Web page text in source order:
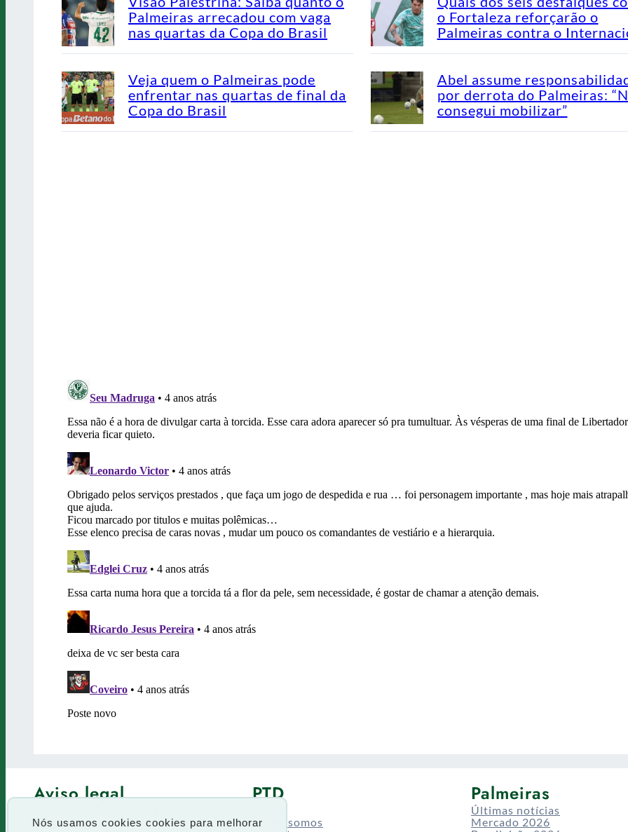
Nós usamos cookies cookies para melhorar
Palmeiras arrecadou com vaga
nas quartas da Copa do Brasil
o Fortaleza reforçarão o
Palmeiras contra o
Veja quem o Palmeiras pode
enfrentar nas quartas de final da
Copa do Brasil
Abel assume
por derrota do Palmeiras:
consegui mobilizar”
Aviso legal
Termos de uso
PTD
Quem somos
Palmeiras
Últimas notícias
Mercado 2026